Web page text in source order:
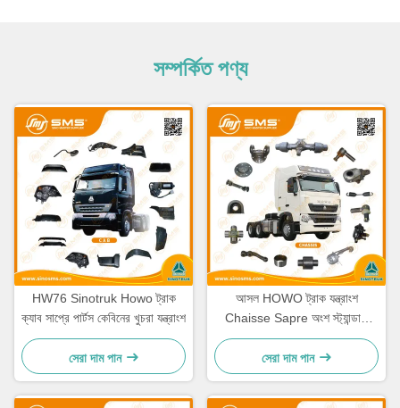
সম্পর্কিত পণ্য
HW76 Sinotruk Howo ট্রাক
ক্যাব সাপ্রে পার্টস কেবিনের খুচরা যন্ত্রাংশ
সেরা দাম পান
আসল HOWO ট্রাক যন্ত্রাংশ
Chaisse Sapre অংশ স্ট্যান্ডার্ড
আকার
সেরা দাম পান